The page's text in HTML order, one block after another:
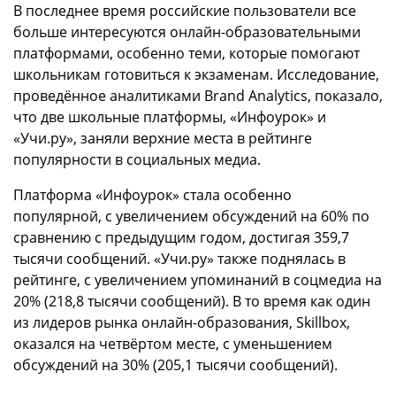
В последнее время российские пользователи все
больше интересуются онлайн-образовательными
платформами, особенно теми, которые помогают
школьникам готовиться к экзаменам. Исследование,
проведённое аналитиками Brand Analytics, показало,
что две школьные платформы, «Инфоурок» и
«Учи.ру», заняли верхние места в рейтинге
популярности в социальных медиа.
Платформа «Инфоурок» стала особенно
популярной, с увеличением обсуждений на 60% по
сравнению с предыдущим годом, достигая 359,7
тысячи сообщений. «Учи.ру» также поднялась в
рейтинге, с увеличением упоминаний в соцмедиа на
20% (218,8 тысячи сообщений). В то время как один
из лидеров рынка онлайн-образования, Skillbox,
оказался на четвёртом месте, с уменьшением
обсуждений на 30% (205,1 тысячи сообщений).